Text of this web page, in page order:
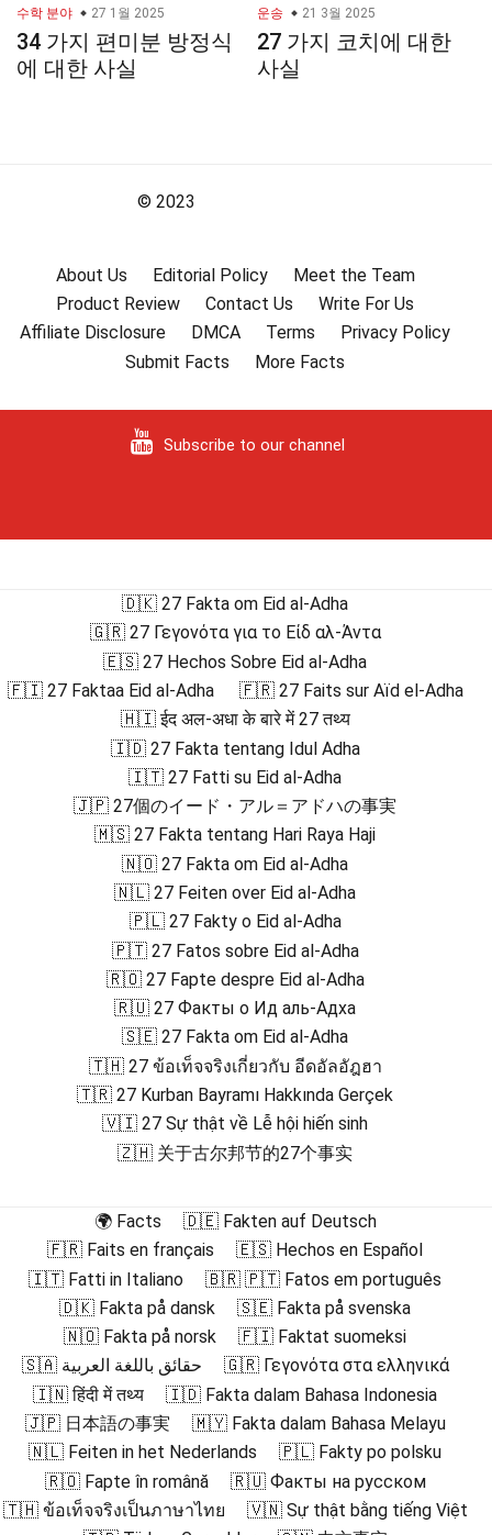
수학 분야 27 1월 2025
34 가지 편미분 방정식
에 대한 사실
운송 21 3월 2025
27 가지 코치에 대한
사실
© 2023
About Us Editorial Policy
Meet the Team
Product Review
Contact Us
Write For Us
Affiliate Disclosure
DMCA Terms
Privacy Policy
Submit Facts
More Facts
Subscribe to our channel
🇩🇰 27 Fakta om Eid al-Adha
🇬🇷 27 Γεγονότα για το Είδ αλ-Άντα
🇪🇸 27 Hechos Sobre Eid al-Adha
🇫🇮 27 Faktaa Eid al-Adha
🇫🇷 27 Faits sur Aïd el-Adha
🇭🇮 ईद अल-अधा के बारे में 27 तथ्य
🇮🇩 27 Fakta tentang Idul Adha
🇮🇹 27 Fatti su Eid al-Adha
🇯🇵 27個のイード・アル＝アドハの事実
🇲🇸 27 Fakta tentang Hari Raya Haji
🇳🇴 27 Fakta om Eid al-Adha
🇳🇱 27 Feiten over Eid al-Adha
🇵🇱 27 Fakty o Eid al-Adha
🇵🇹 27 Fatos sobre Eid al-Adha
🇷🇴 27 Fapte despre Eid al-Adha
🇷🇺 27 Факты о Ид аль-Адха
🇸🇪 27 Fakta om Eid al-Adha
🇹🇭 27 ข้อเท็จจริงเกี่ยวกับ อีดอัลอัฎฮา
🇹🇷 27 Kurban Bayramı Hakkında Gerçek
🇻🇮 27 Sự thật về Lễ hội hiến sinh
🇿🇭 关于古尔邦节的27个事实
🌍 Facts
🇩🇪 Fakten auf Deutsch
🇫🇷 Faits en français
🇪🇸 Hechos en Español
🇮🇹 Fatti in Italiano
🇧🇷 🇵🇹 Fatos em português
🇩🇰 Fakta på dansk
🇸🇪 Fakta på svenska
🇳🇴 Fakta på norsk
🇫🇮 Faktat suomeksi
🇸🇦 حقائق باللغة العربية
🇬🇷 Γεγονότα στα ελληνικά
🇮🇳 हिंदी में तथ्य
🇮🇩 Fakta dalam Bahasa Indonesia
🇯🇵 日本語の事実
🇲🇾 Fakta dalam Bahasa Melayu
🇳🇱 Feiten in het Nederlands
🇵🇱 Fakty po polsku
🇷🇴 Fapte în română
🇷🇺 Факты на русском
🇹🇭 ข้อเท็จจริงเป็นภาษาไทย
🇻🇳 Sự thật bằng tiếng Việt